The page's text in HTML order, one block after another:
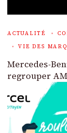
ACTUALITÉ
VIE DES
Mercedes-
regrouper